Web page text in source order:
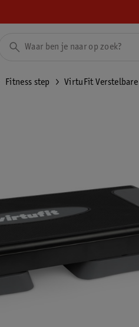
Fitness step VirtuFit